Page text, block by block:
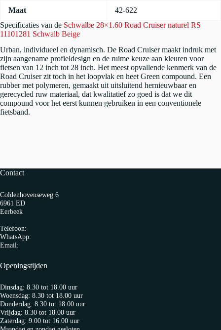
Specificaties van de Schwalbe 28×1.60 Road Cruiser naturel RS
11101281 Schwalb Beige
Urban, individueel en dynamisch. De Road Cruiser maakt indruk met
zijn aangename profieldesign en de ruime keuze aan kleuren voor
fietsen van 12 inch tot 28 inch. Het meest opvallende kenmerk van de
Road Cruiser zit toch in het loopvlak en heet Green compound. Een
rubber met polymeren, gemaakt uit uitsluitend hernieuwbaar en
gerecycled ruw materiaal, dat kwalitatief zo goed is dat we dit
compound voor het eerst kunnen gebruiken in een conventionele
fietsband.
Maat 42-622
Contact
Coldenhovenseweg 6
6961 ED
Eerbeek
Telefoon:
WhatsApp:
Email:
Openingstijden
Dinsdag: 8.30 tot 18.00 uur
Woensdag: 8.30 tot 18.00 uur
Donderdag: 8.30 tot 18.00 uur
Vrijdag: 8.30 tot 18.00 uur
Zaterdag: 9.00 tot 16.00 uur